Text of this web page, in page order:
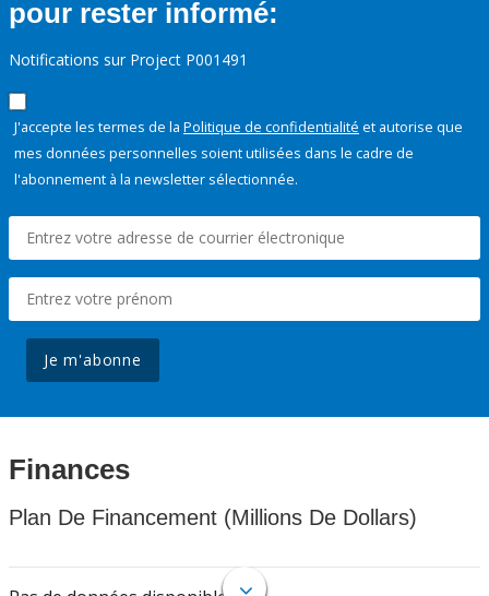
pour rester informé:
Notifications sur Project P001491
J'accepte les termes de la Politique de confidentialité et autorise que
mes données personnelles soient utilisées dans le cadre de
l'abonnement à la newsletter sélectionnée.
Je m'abonne
Finances
Plan De Financement (Millions De Dollars)